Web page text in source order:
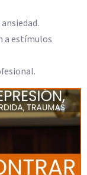
a estímulos